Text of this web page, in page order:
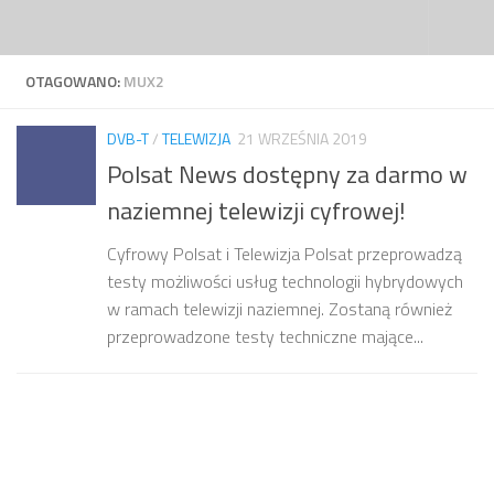
OTAGOWANO:MUX2
DVB-T/TELEWIZJA 21 WRZEŚNIA 2019
Polsat News dostępny za darmo w
naziemnej telewizji cyfrowej!
Cyfrowy Polsat i Telewizja Polsat przeprowadzą
testy możliwości usług technologii hybrydowych
w ramach telewizji naziemnej. Zostaną również
przeprowadzone testy techniczne mające...